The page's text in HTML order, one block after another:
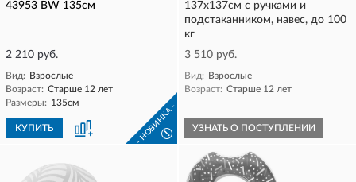
43953 BW 135см
2 210 руб.
Вид: Взрослые
Возраст: Старше 12 лет
Размеры: 135см
КУПИТЬ - НОВИНКА -
!
137x137см с ручками и
подстаканником, навес, до 100
кг
3 510 руб.
Вид: Взрослые
Возраст: Старше 12 лет
УЗНАТЬ О ПОСТУПЛЕНИИ